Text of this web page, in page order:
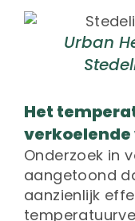
Urban
Het
Onderzoek in
aangetoond
aanzienlijk